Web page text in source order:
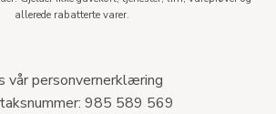
allerede rabatterte varer.
vår personvernerklæring
985 589 569